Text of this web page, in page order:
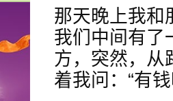
那天晚上我和
我们中间有了
方，突然，从
着我问：“有